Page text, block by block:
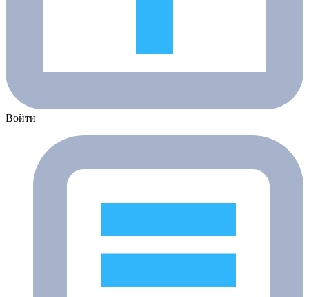
Войти